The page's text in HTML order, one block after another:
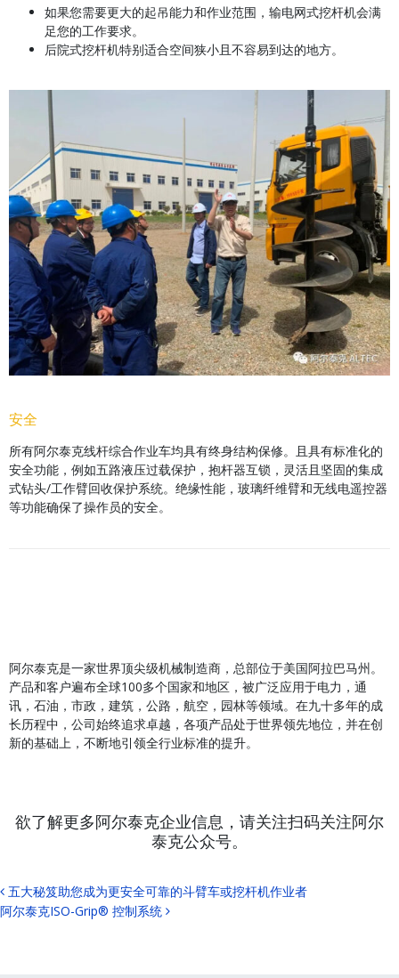
如果您需要更大的起吊能力和作业范围，输电网式挖杆机会满
足您的工作要求。
后院式挖杆机特别适合空间狭小且不容易到达的地方。
安全
所有阿尔泰克线杆综合作业车均具有终身结构保修。且具有标准化的
安全功能，例如五路液压过载保护，抱杆器互锁，灵活且坚固的集成
式钻头/工作臂回收保护系统。绝缘性能，玻璃纤维臂和无线电遥控器
等功能确保了操作员的安全。
阿尔泰克是一家世界顶尖级机械制造商，总部位于美国阿拉巴马州。
产品和客户遍布全球100多个国家和地区，被广泛应用于电力，通
讯，石油，市政，建筑，公路，航空，园林等领域。在九十多年的成
长历程中，公司始终追求卓越，各项产品处于世界领先地位，并在创
新的基础上，不断地引领全行业标准的提升。
欲了解更多阿尔泰克企业信息，请关注扫码关注阿尔
泰克公众号。
Post navigation
五大秘笈助您成为更安全可靠的斗臂车或挖杆机作业者
阿尔泰克ISO-Grip® 控制系统